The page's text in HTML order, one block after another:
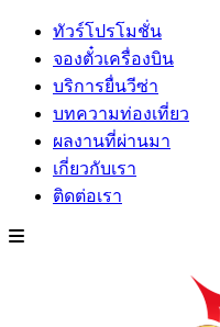
ทัวร์โปรโมชั่น
จองตั๋วเครื่องบิน
บริการยื่นวีซ่า
บทความท่องเที่ยว
ผลงานที่ผ่านมา
เกี่ยวกับเรา
ติดต่อเรา